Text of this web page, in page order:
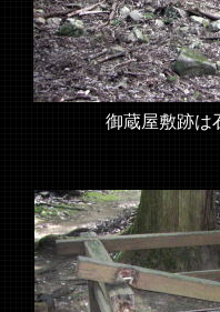
御蔵屋敷跡は